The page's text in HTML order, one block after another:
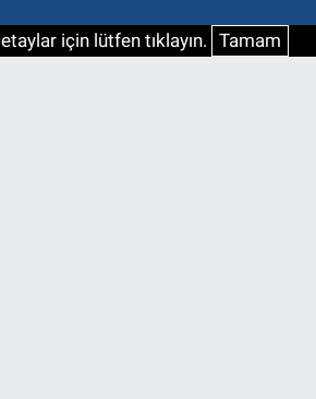
için lütfen tıklayın. Tamam